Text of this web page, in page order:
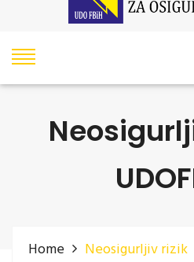
Home Neosigurljiv rizik